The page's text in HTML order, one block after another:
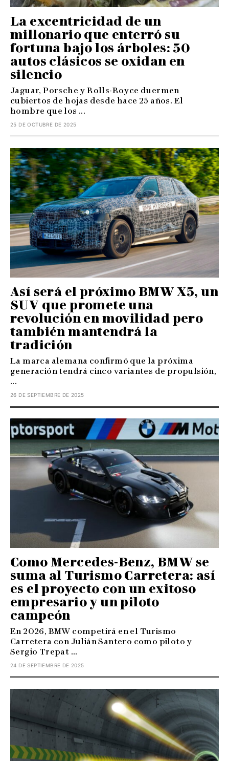
La excentricidad de un
millonario que enterró su
fortuna bajo los árboles: 50
autos clásicos se oxidan en
silencio
Jaguar, Porsche y Rolls-Royce duermen
cubiertos de hojas desde hace 25 años. El
hombre que los ...
25 DE OCTUBRE DE 2025
Así será el próximo BMW X5, un
SUV que promete una
revolución en movilidad pero
también mantendrá la
tradición
La marca alemana confirmó que la próxima
generación tendrá cinco variantes de propulsión,
...
26 DE SEPTIEMBRE DE 2025
Como Mercedes-Benz, BMW se
suma al Turismo Carretera: así
es el proyecto con un exitoso
empresario y un piloto
campeón
En 2026, BMW competirá en el Turismo
Carretera con Julián Santero como piloto y
Sergio Trepat ...
24 DE SEPTIEMBRE DE 2025